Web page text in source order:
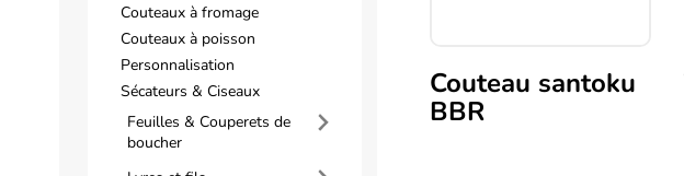
Couteaux à fromage
Couteaux à poisson
Personnalisation
Sécateurs & Ciseaux
Feuilles & Couperets de
boucher
Couteau santoku
BBR